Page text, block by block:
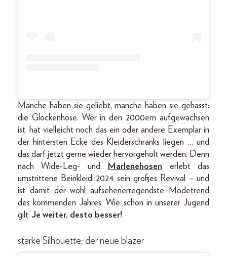
Manche haben sie geliebt, manche haben sie gehasst:
die Glockenhose. Wer in den 2000ern aufgewachsen
ist, hat vielleicht noch das ein oder andere Exemplar in
der hintersten Ecke des Kleiderschranks liegen … und
das darf jetzt gerne wieder hervorgeholt werden. Denn
nach Wide-Leg- und
Marlenehosen erlebt das
umstrittene Beinkleid 2024 sein großes Revival – und
ist damit der wohl aufsehenerregendste Modetrend
des kommenden Jahres. Wie schon in unserer Jugend
gilt: Je weiter, desto besser!
starke Silhouette: der neue blazer